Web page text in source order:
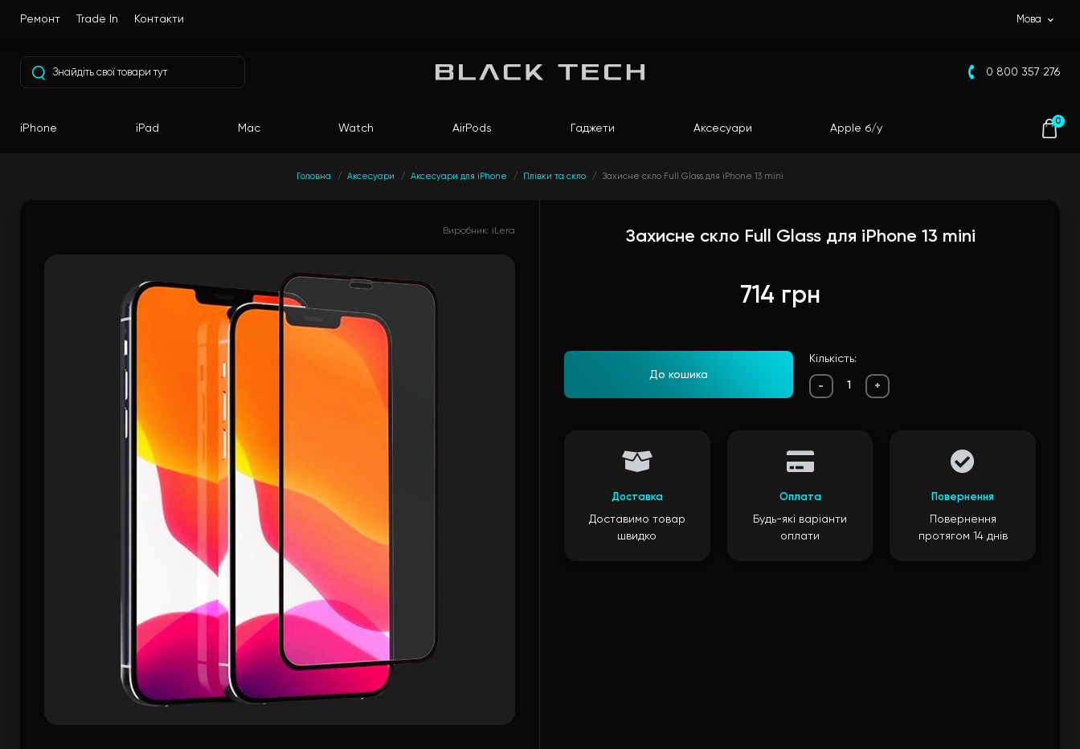
Ремонт Trade In Контакти Мова
0 800 357 276
iPhone iPad Mac Watch AirPods Гаджети Аксесуари Apple б/у
0
Головна Аксесуари Аксесуари для iPhone Плівки та скло Захисне скло Full Glass для iPhone 13 mini
Виробник: iLera Захисне скло Full Glass для iPhone 13 mini
714 грн
До кошика
Кількість:
- +
Доставка
Доставимо товар
швидко
Оплата
Будь-які варіанти
оплати
Повернення
Повернення
протягом 14 днів